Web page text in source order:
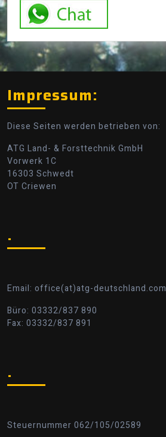
Impressum:
Diese Seiten werden betrieben von:
ATG Land- & Forsttechnik GmbH
Vorwerk 1C
16303 Schwedt
OT Criewen
.
Email: office(at)atg-deutschland.com
Büro: 03332/837 890
Fax: 03332/837 891
.
Steuernummer 062/105/02589